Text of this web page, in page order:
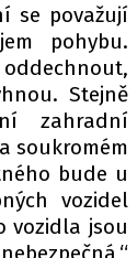
se považují
pohybu.
Stejně
zahradní
soukromém
bude u
vozidel
vozidla jsou